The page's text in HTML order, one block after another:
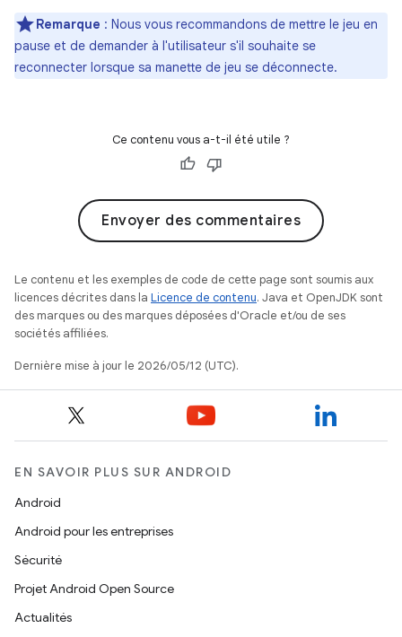
Remarque : Nous vous recommandons de mettre le jeu en
pause et de demander à l'utilisateur s'il souhaite se
reconnecter lorsque sa manette de jeu se déconnecte.
Ce contenu vous a-t-il été utile ?
Envoyer des commentaires
Le contenu et les exemples de code de cette page sont soumis aux
licences décrites dans la Licence de contenu. Java et OpenJDK sont
des marques ou des marques déposées d'Oracle et/ou de ses
sociétés affiliées.
Dernière mise à jour le 2026/05/12 (UTC).
EN SAVOIR PLUS SUR ANDROID
Android
Android pour les entreprises
Sécurité
Projet Android Open Source
Actualités